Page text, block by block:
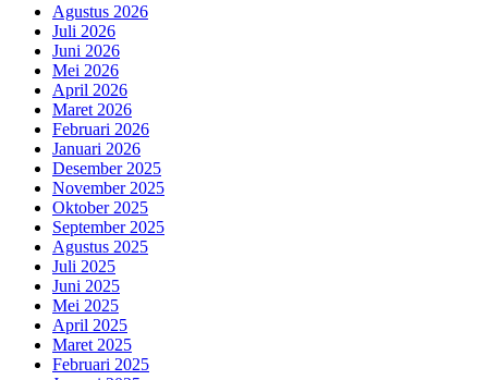
Agustus 2026
Juli 2026
Juni 2026
Mei 2026
April 2026
Maret 2026
Februari 2026
Januari 2026
Desember 2025
November 2025
Oktober 2025
September 2025
Agustus 2025
Juli 2025
Juni 2025
Mei 2025
April 2025
Maret 2025
Februari 2025